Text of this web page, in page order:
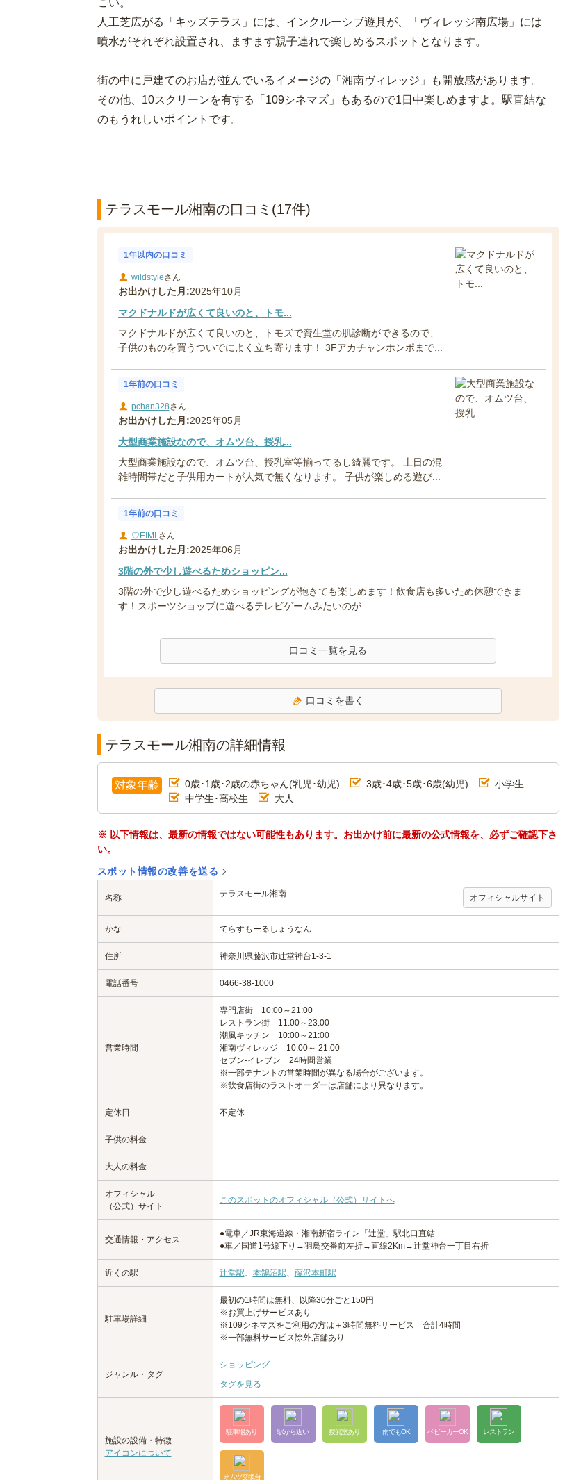
こい。
人工芝広がる「キッズテラス」には、インクルーシブ遊具が、「ヴィレッジ南広場」には
噴水がそれぞれ設置され、ますます親子連れで楽しめるスポットとなります。
街の中に戸建てのお店が並んでいるイメージの「湘南ヴィレッジ」も開放感があります。
その他、10スクリーンを有する「109シネマズ」もあるので1日中楽しめますよ。駅直結な
のもうれしいポイントです。
テラスモール湘南の口コミ(17件)
1年以内の口コミ
wildstyleさん
お出かけした月:2025年10月
マクドナルドが広くて良いのと、トモ...
マクドナルドが広くて良いのと、トモズで資生堂の肌診断ができるので、
子供のものを買うついでによく立ち寄ります！ 3Fアカチャンホンポまで...
1年前の口コミ
pchan328さん
お出かけした月:2025年05月
大型商業施設なので、オムツ台、授乳...
大型商業施設なので、オムツ台、授乳室等揃ってるし綺麗です。 土日の混
雑時間帯だと子供用カートが人気で無くなります。 子供が楽しめる遊び...
1年前の口コミ
♡EIMI.さん
お出かけした月:2025年06月
3階の外で少し遊べるためショッピン...
3階の外で少し遊べるためショッピングが飽きても楽しめます！飲食店も多いため休憩できま
す！スポーツショップに遊べるテレビゲームみたいのが...
口コミ一覧を見る
口コミを書く
テラスモール湘南の詳細情報
対象年齢 0歳･1歳･2歳の赤ちゃん(乳児･幼児) 3歳･4歳･5歳･6歳(幼児)
小学生
中学生･高校生
大人
※ 以下情報は、最新の情報ではない可能性もあります。お出かけ前に最新の公式情報を、必ずご確認下さ
い。
スポット情報の改善を送る
名称 テラスモール湘南 オフィシャルサイト
かな てらすもーるしょうなん
住所 神奈川県藤沢市辻堂神台1-3-1
電話番号 0466-38-1000
営業時間
専門店街 10:00～21:00
レストラン街 11:00～23:00
潮風キッチン 10:00～21:00
湘南ヴィレッジ 10:00～ 21:00
セブン-イレブン 24時間営業
※一部テナントの営業時間が異なる場合がございます。
※飲食店街のラストオーダーは店舗により異なります。
定休日 不定休
子供の料金
大人の料金
オフィシャル
（公式）サイト
このスポットのオフィシャル（公式）サイトへ
交通情報・アクセス
●電車／JR東海道線・湘南新宿ライン「辻堂」駅北口直結
●車／国道1号線下り→羽鳥交番前左折→直線2Km→辻堂神台一丁目右折
近くの駅 辻堂駅、 本鵠沼駅、 藤沢本町駅
駐車場詳細
最初の1時間は無料、以降30分ごと150円
※お買上げサービスあり
※109シネマズをご利用の方は＋3時間無料サービス 合計4時間
※一部無料サービス除外店舗あり
ジャンル・タグ
ショッピング
タグを見る
施設の設備・特徴
アイコンについて
駐車場あり 駅から近い 授乳室あり 雨でもOK ベビーカーOK レストラン
オムツ交換台